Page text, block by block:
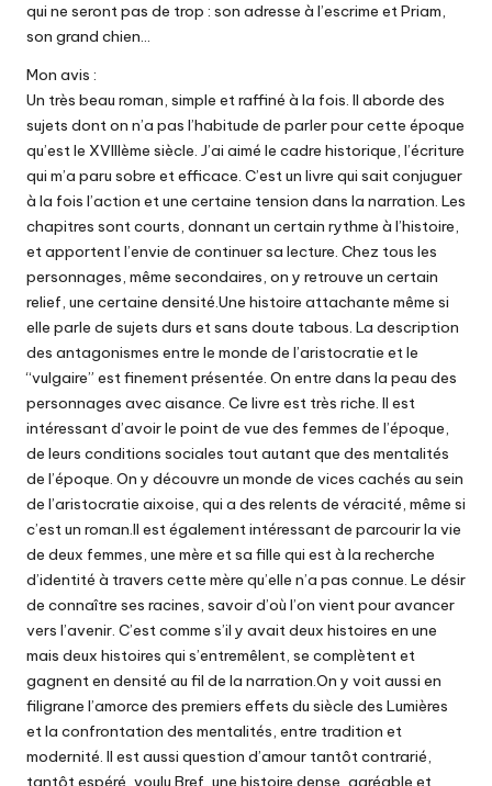
qui ne seront pas de trop : son adresse à l’escrime et Priam,
son grand chien…
Mon avis :
Un très beau roman, simple et raffiné à la fois. Il aborde des
sujets dont on n’a pas l’habitude de parler pour cette époque
qu’est le XVIIIème siècle. J’ai aimé le cadre historique, l’écriture
qui m’a paru sobre et efficace. C’est un livre qui sait conjuguer
à la fois l’action et une certaine tension dans la narration. Les
chapitres sont courts, donnant un certain rythme à l’histoire,
et apportent l’envie de continuer sa lecture. Chez tous les
personnages, même secondaires, on y retrouve un certain
relief, une certaine densité.Une histoire attachante même si
elle parle de sujets durs et sans doute tabous. La description
des antagonismes entre le monde de l’aristocratie et le
“vulgaire” est finement présentée. On entre dans la peau des
personnages avec aisance. Ce livre est très riche. Il est
intéressant d’avoir le point de vue des femmes de l’époque,
de leurs conditions sociales tout autant que des mentalités
de l’époque. On y découvre un monde de vices cachés au sein
de l’aristocratie aixoise, qui a des relents de véracité, même si
c’est un roman.Il est également intéressant de parcourir la vie
de deux femmes, une mère et sa fille qui est à la recherche
d’identité à travers cette mère qu’elle n’a pas connue. Le désir
de connaître ses racines, savoir d’où l’on vient pour avancer
vers l’avenir. C’est comme s’il y avait deux histoires en une
mais deux histoires qui s’entremêlent, se complètent et
gagnent en densité au fil de la narration.On y voit aussi en
filigrane l’amorce des premiers effets du siècle des Lumières
et la confrontation des mentalités, entre tradition et
modernité. Il est aussi question d’amour tantôt contrarié,
tantôt espéré, voulu.Bref, une histoire dense, agréable et